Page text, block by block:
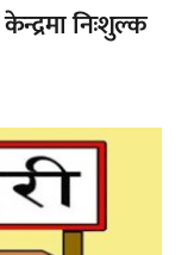
निःशुल्क